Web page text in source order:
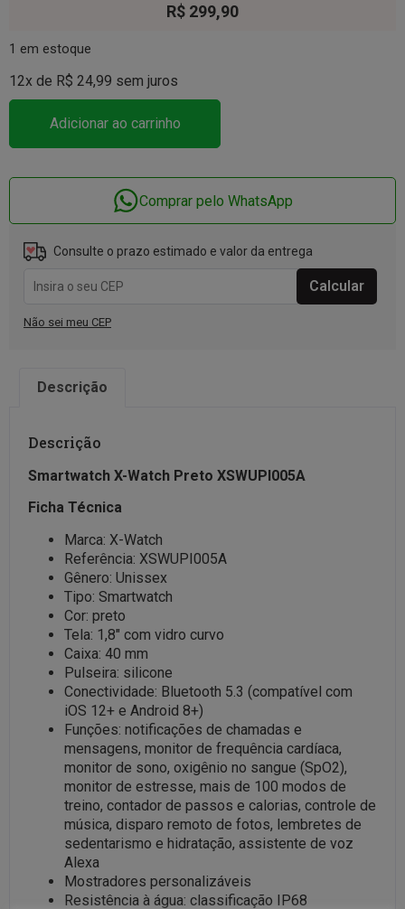
R$ 299,90
1 em estoque
12x de R$ 24,99 sem juros
Adicionar ao carrinho
Comprar pelo WhatsApp
Consulte o prazo estimado e valor da entrega
Não sei meu CEP
Descrição
Descrição
Smartwatch X-Watch Preto XSWUPI005A
Ficha Técnica
Marca: X-Watch
Referência: XSWUPI005A
Gênero: Unissex
Tipo: Smartwatch
Cor: preto
Tela: 1,8″ com vidro curvo
Caixa: 40 mm
Pulseira: silicone
Conectividade: Bluetooth 5.3 (compatível com
iOS 12+ e Android 8+)
Funções: notificações de chamadas e
mensagens, monitor de frequência cardíaca,
monitor de sono, oxigênio no sangue (SpO2),
monitor de estresse, mais de 100 modos de
treino, contador de passos e calorias, controle de
música, disparo remoto de fotos, lembretes de
sedentarismo e hidratação, assistente de voz
Alexa
Mostradores personalizáveis
Resistência à água: classificação IP68